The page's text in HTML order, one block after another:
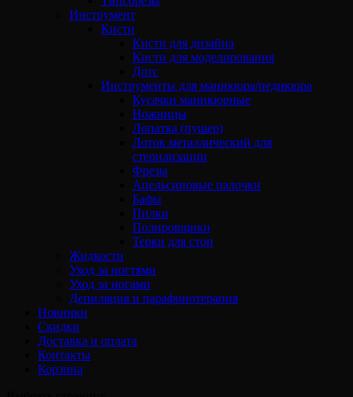
Инструмент
Кисти
Кисти для дизайна
Кисти для моделирования
Дотс
Инструменты для маникюра/педикюра
Кусачки маникюрные
Ножницы
Лопатка (пушер)
Лоток металлический для
стерилизации
Фрезы
Апельсиновые палочки
Бафы
Пилки
Полировщики
Терки для стоп
Жидкости
Уход за ногтями
Уход за ногами
Депиляция и парафинотерапия
Новинки
Скидки
Доставка и оплата
Контакты
Корзина